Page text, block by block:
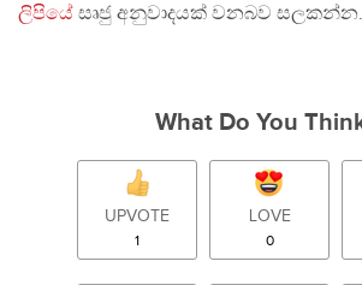
ලිපියේ සෘජු අනුවාදයක් වනබව සලකන්න.
What Do You
UPVOTE
1
LOVE
0